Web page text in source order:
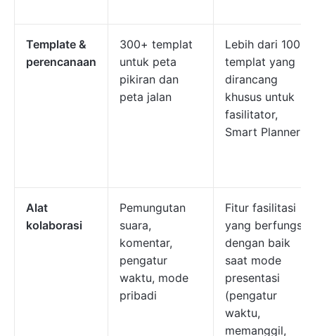
Template &
perencanaan
300+ templat
untuk peta
pikiran dan
peta jalan
Lebih dari 100
templat yang
dirancang
khusus untuk
fasilitator,
Smart Planner
Alat
kolaborasi
Pemungutan
suara,
komentar,
pengatur
waktu, mode
pribadi
Fitur fasilitasi
yang berfungsi
dengan baik
saat mode
presentasi
(pengatur
waktu,
memanggil,